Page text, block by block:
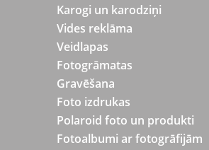
Karogi un karodziņi
Vides reklāma
Veidlapas
Fotogrāmatas
Gravēšana
Foto izdrukas
Polaroid foto un produkti
Fotoalbumi ar fotogrāfijām